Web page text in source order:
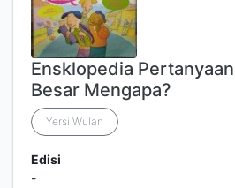
Ensklopedia Pertanyaan
Besar Mengapa?
Yersi Wulan
Edisi
-